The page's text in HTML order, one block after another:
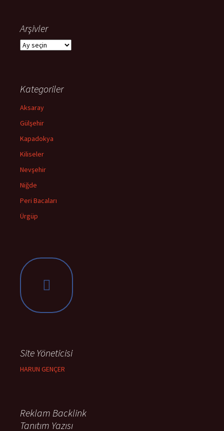
Arşivler
Arşivler
Kategoriler
Aksaray
Gülşehir
Kapadokya
Kiliseler
Nevşehir
Niğde
Peri Bacaları
Ürgüp
Site Yöneticisi
HARUN GENÇER
Reklam Backlink
Tanıtım Yazısı